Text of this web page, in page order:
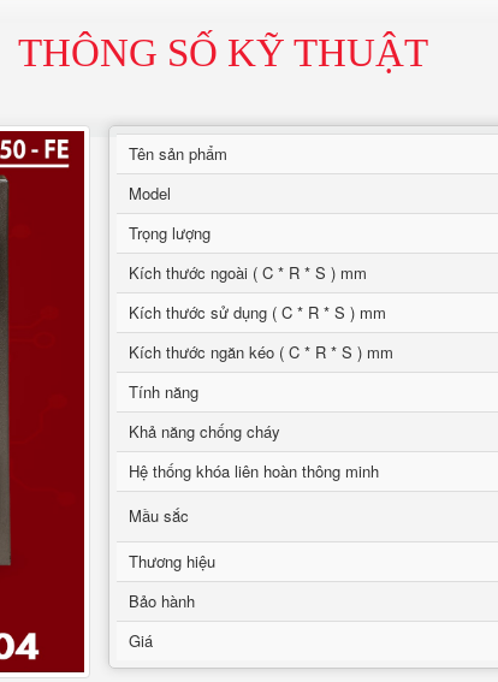
THÔNG SỐ KỸ THUẬT
Tên sản phẩm
Model
Trọng lượng
Kích thước ngoài ( C * R * S ) mm
Kích thước sử dụng ( C * R * S ) mm
Kích thước ngăn kéo ( C * R * S ) mm
Tính năng
Khả năng chống cháy
Hệ thống khóa liên hoàn thông minh
Mầu sắc
Thương hiệu
Bảo hành
Giá